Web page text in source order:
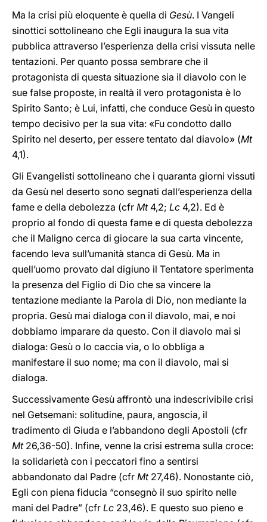
Ma la crisi più eloquente è quella di Gesù. I Vangeli
sinottici sottolineano che Egli inaugura la sua vita
pubblica attraverso l’esperienza della crisi vissuta nelle
tentazioni. Per quanto possa sembrare che il
protagonista di questa situazione sia il diavolo con le
sue false proposte, in realtà il vero protagonista è lo
Spirito Santo; è Lui, infatti, che conduce Gesù in questo
tempo decisivo per la sua vita: «Fu condotto dallo
Spirito nel deserto, per essere tentato dal diavolo» (Mt
4,1).
Gli Evangelisti sottolineano che i quaranta giorni vissuti
da Gesù nel deserto sono segnati dall’esperienza della
fame e della debolezza (cfr Mt4,2; Lc 4,2). Ed è
proprio al fondo di questa fame e di questa debolezza
che il Maligno cerca di giocare la sua carta vincente,
facendo leva sull’umanità stanca di Gesù. Ma in
quell’uomo provato dal digiuno il Tentatore sperimenta
la presenza del Figlio di Dio che sa vincere la
tentazione mediante la Parola di Dio, non mediante la
propria. Gesù mai dialoga con il diavolo, mai, e noi
dobbiamo imparare da questo. Con il diavolo mai si
dialoga: Gesù o lo caccia via, o lo obbliga a
manifestare il suo nome; ma con il diavolo, mai si
dialoga.
Successivamente Gesù affrontò una indescrivibile crisi
nel Getsemani: solitudine, paura, angoscia, il
tradimento di Giuda e l’abbandono degli Apostoli (cfr
Mt26,36-50). Infine, venne la crisi estrema sulla croce:
la solidarietà con i peccatori fino a sentirsi
abbandonato dal Padre (cfr Mt27,46). Nonostante ciò,
Egli con piena fiducia “consegnò il suo spirito nelle
mani del Padre” (cfr Lc 23,46). E questo suo pieno e